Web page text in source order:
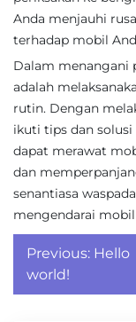
Anda menjauhi
terhadap mobil
Dalam menangani
adalah
rutin. Dengan
ikuti tips dan
dapat merawat
dan
senantiasa
mengendarai
Post
Previous: Hello
world!